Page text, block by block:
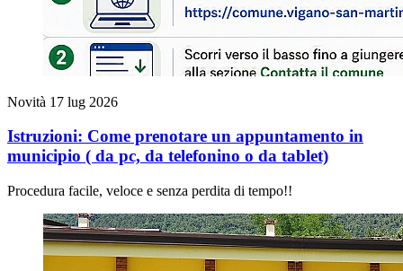
Novità 17 lug 2026
Istruzioni: Come prenotare un appuntamento in
municipio ( da pc, da telefonino o da tablet)
Procedura facile, veloce e senza perdita di tempo!!